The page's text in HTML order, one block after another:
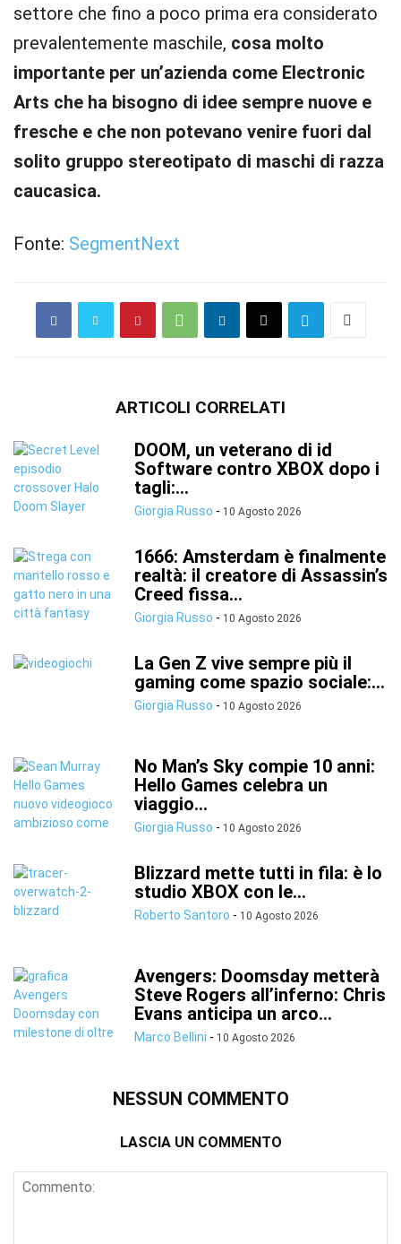
settore che fino a poco prima era considerato
prevalentemente maschile, cosa molto
importante per un’azienda come Electronic
Arts che ha bisogno di idee sempre nuove e
fresche e che non potevano venire fuori dal
solito gruppo stereotipato di maschi di razza
caucasica.
Fonte: SegmentNext
ARTICOLI CORRELATI
DOOM, un veterano di id
Software contro XBOX dopo i
tagli:...
Giorgia Russo - 10 Agosto 2026
1666: Amsterdam è finalmente
realtà: il creatore di Assassin’s
Creed fissa...
Giorgia Russo - 10 Agosto 2026
La Gen Z vive sempre più il
gaming come spazio sociale:...
Giorgia Russo - 10 Agosto 2026
No Man’s Sky compie 10 anni:
Hello Games celebra un
viaggio...
Giorgia Russo - 10 Agosto 2026
Blizzard mette tutti in fila: è lo
studio XBOX con le...
Roberto Santoro - 10 Agosto 2026
Avengers: Doomsday metterà
Steve Rogers all’inferno: Chris
Evans anticipa un arco...
Marco Bellini - 10 Agosto 2026
NESSUN COMMENTO
LASCIA UN COMMENTO